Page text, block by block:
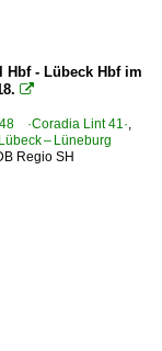
Hbf - Lübeck Hbf im

·Coradia Lint 41·,
– Lüneburg
Regio SH